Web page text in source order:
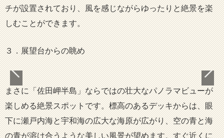
チが設置されており、風を感じながらゆったりと絶景を楽
しむことができます。
３．展望台からの眺め
まさに「佐田岬半島」ならではの壮大なパノラマビューが
楽しめる絶景スポットです。標高のあるデッキからは、眼
下に瀬戸内海と宇和海の広大な海原が広がり、空の青と海
の青が溶け合うような美しい風景が望めます。すぐ近くに